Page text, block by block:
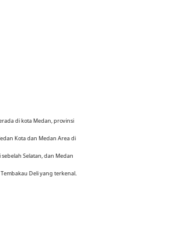
di kota Medan, provinsi
Kota dan Medan Area di
Selatan, dan Medan
Deli yang terkenal.